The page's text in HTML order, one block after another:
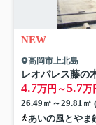
NEW
高岡市上北島
レオパレス藤の
4.7万円～5.7万
26.49㎡～29.81㎡
あいの風とやま